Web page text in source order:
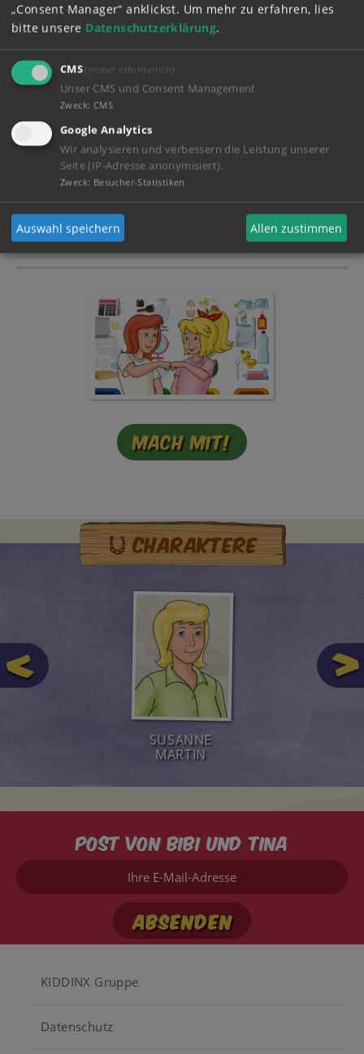
Mein Tagebuch!
Mach mit!
Charaktere
SUSANNE
MARTIN
Post von Bibi und Tina
Ihre
Mail-
Footer
KIDDINX Gruppe
Datenschutz
„Consent Manager“ anklickst. Um mehr zu erfahren, lies
bitte unsere Datenschutzerklärung.
CMS (immer erforderlich)
Unser CMS und Consent Management
Zweck: CMS
Google Analytics
Wir analysieren und verbessern die Leistung unserer
Seite (IP-Adresse anonymisiert).
Zweck: Besucher-Statistiken
Auswahl speichern Allen zustimmen